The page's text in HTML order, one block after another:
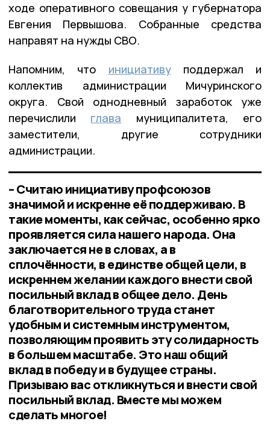
ходе оперативного совещания у губернатора
Евгения Первышова. Собранные средства
направят на нужды СВО.
Напомним, что инициативуподдержал и
коллектив администрации Мичуринского
округа. Свой однодневный заработок уже
перечислили глава муниципалитета, его
заместители, другие сотрудники
администрации.
– Считаю инициативу профсоюзов
значимой и искренне её поддерживаю. В
такие моменты, как сейчас, особенно ярко
проявляется сила нашего народа. Она
заключается не в словах, а в
сплочённости, в единстве общей цели, в
искреннем желании каждого внести свой
посильный вклад в общее дело. День
благотворительного труда станет
удобным и системным инструментом,
позволяющим проявить эту солидарность
в большем масштабе. Это наш общий
вклад в победу и в будущее страны.
Призываю вас откликнуться и внести свой
посильный вклад. Вместе мы можем
сделать многое!